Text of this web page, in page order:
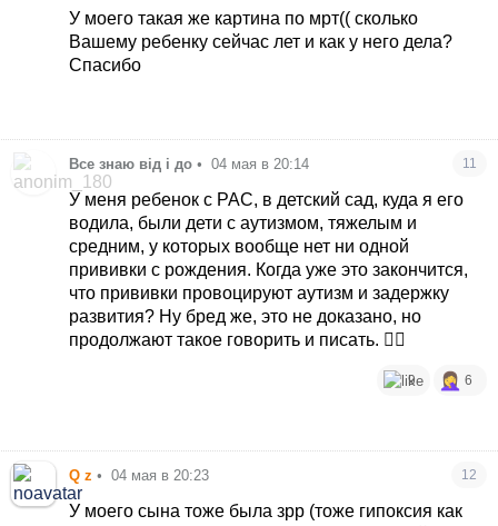
никакого ухудшения не было, после результатов
МРТ переживала, можно ли делать дальше,
невролог сказала, что мозг поврежден,
У моего такая же картина по мрт(( сколько
Вашему ребенку сейчас лет и как у него дела?
Спасибо
Все знаю від і до • 04 мая в 20:14 11
У меня ребенок с РАС, в детский сад, куда я его
водила, были дети с аутизмом, тяжелым и
средним, у которых вообще нет ни одной
прививки с рождения. Когда уже это закончится,
что прививки провоцируют аутизм и задержку
развития? Ну бред же, это не доказано, но
продолжают такое говорить и писать. 🤦‍♀️
9 6
Q z • 04 мая в 20:23 12
У моего сына тоже была зрр (тоже гипоксия как